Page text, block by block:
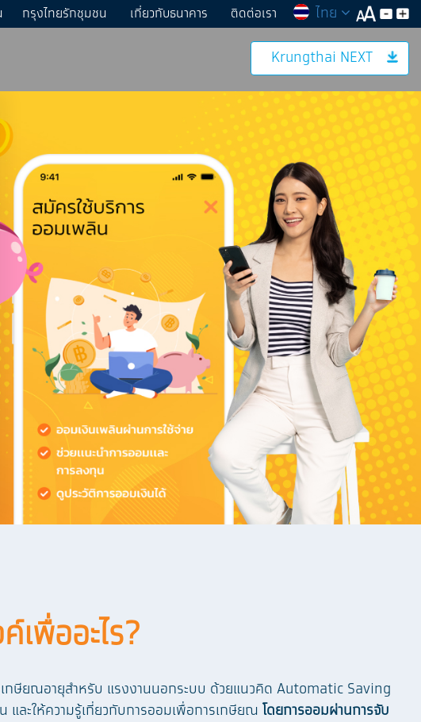
กรุงไทยรักชุมชน เกี่ยวกับธนาคาร ติดต่อเรา ไทย
Krungthai NEXT
เพื่ออะไร?
กษียณอายุสำหรับ แรงงานนอกระบบ ด้วยแนวคิด Automatic Saving
ละให้ความรู้เกี่ยวกับการออมเพื่อการเกษียณ โดยการออมผ่านการจับ